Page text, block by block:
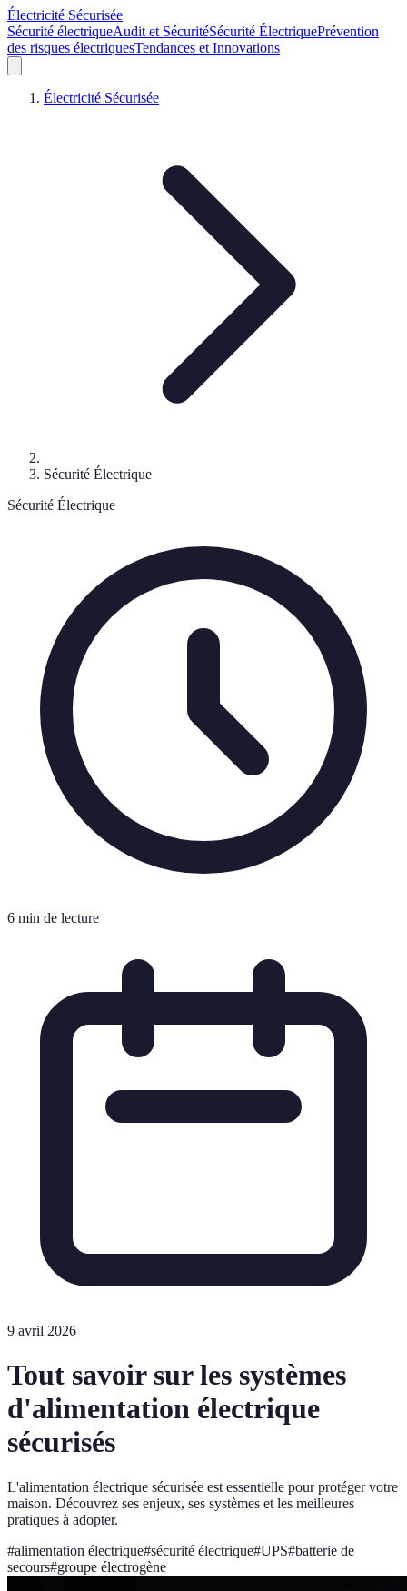
Électricité Sécurisée
Sécurité électriqueAudit et SécuritéSécurité ÉlectriquePrévention
des risques électriquesTendances et Innovations
Électricité Sécurisée
Sécurité Électrique
Sécurité Électrique
6 min de lecture
9 avril 2026
Tout savoir sur les systèmes
d'alimentation électrique
sécurisés
L'alimentation électrique sécurisée est essentielle pour protéger votre
maison. Découvrez ses enjeux, ses systèmes et les meilleures
pratiques à adopter.
#alimentation électrique#sécurité électrique#UPS#batterie de
secours#groupe électrogène